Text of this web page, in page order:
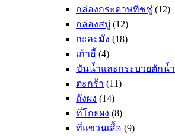
กล่องกระดาษทิชชู่ (12)
กล่องสบู่ (12)
กะละมัง (18)
เก้าอี้ (4)
ขันน้ำและกระบวยตักน้ำ
ตะกร้า (11)
ถังผง (14)
ที่โกยผง (8)
ที่แขวนเสื้อ (9)